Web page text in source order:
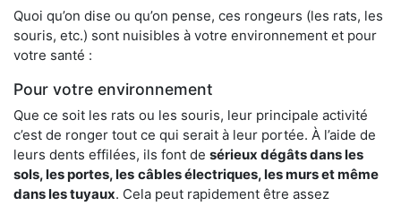
Quoi qu’on dise ou qu’on pense, ces rongeurs (les rats, les
souris, etc.) sont nuisibles à votre environnement et pour
votre santé :
Pour votre environnement
Que ce soit les rats ou les souris, leur principale activité
c’est de ronger tout ce qui serait à leur portée. À l’aide de
leurs dents effilées, ils font de sérieux dégâts dans les
sols, les portes, les câbles électriques, les murs et même
dans les tuyaux. Cela peut rapidement être assez